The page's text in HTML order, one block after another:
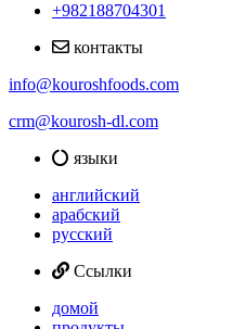
+982188704301
контакты
info@kouroshfoods.com
crm@kourosh-dl.com
языки
английский
арабский
русский
Ссылки
домой